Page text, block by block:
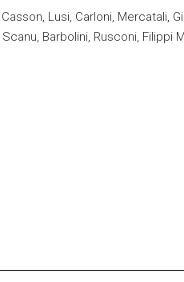
Lusi, Carloni, Mercatali,
Barbolini, Rusconi, Filippi